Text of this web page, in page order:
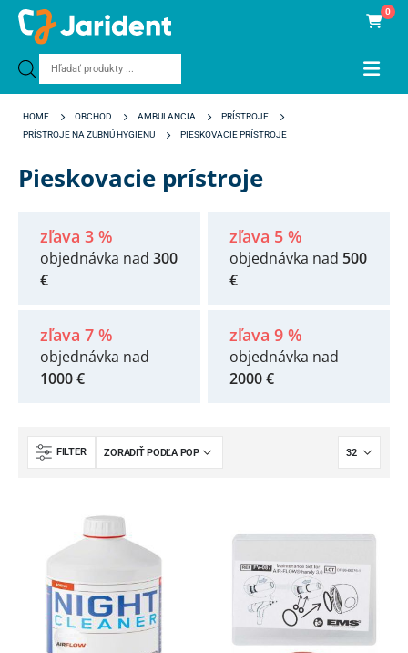
Products
0
HOME OBCHOD AMBULANCIA
PRÍSTROJE
PRÍSTROJE NA ZUBNÚ HYGIENU
PIESKOVACIE PRÍSTROJE
Pieskovacie prístroje
zľava 3 %
objednávka nad 300
€
zľava 5 %
objednávka nad 500
€
zľava 7 %
objednávka nad
1000 €
zľava 9 %
objednávka nad
2000 €
FILTER